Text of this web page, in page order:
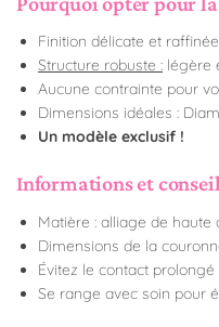
Finition délicate et raffinée
Structure robuste : légère
Aucune contrainte pour
Dimensions idéales :
Un modèle exclusif !
Informations et
Matière : alliage de haute
Dimensions de la
Évitez le contact prolongé
Se range avec soin pour